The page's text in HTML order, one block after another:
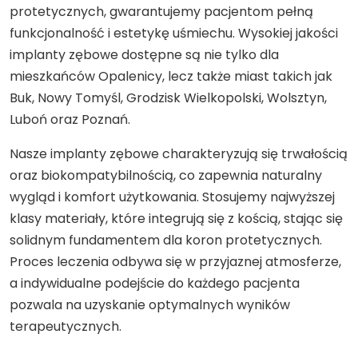
protetycznych, gwarantujemy pacjentom pełną
funkcjonalność i estetykę uśmiechu. Wysokiej jakości
implanty zębowe dostępne są nie tylko dla
mieszkańców Opalenicy, lecz także miast takich jak
Buk, Nowy Tomyśl, Grodzisk Wielkopolski, Wolsztyn,
Luboń oraz Poznań.
Nasze implanty zębowe charakteryzują się trwałością
oraz biokompatybilnością, co zapewnia naturalny
wygląd i komfort użytkowania. Stosujemy najwyższej
klasy materiały, które integrują się z kością, stając się
solidnym fundamentem dla koron protetycznych.
Proces leczenia odbywa się w przyjaznej atmosferze,
a indywidualne podejście do każdego pacjenta
pozwala na uzyskanie optymalnych wyników
terapeutycznych.